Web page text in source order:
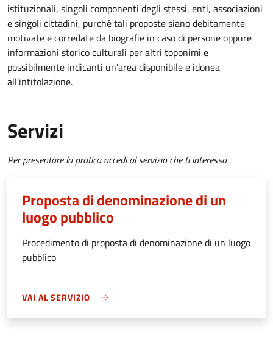
istituzionali, singoli componenti degli stessi, enti, associazioni
e singoli cittadini, purché tali proposte siano debitamente
motivate e corredate da biografie in caso di persone oppure
informazioni storico culturali per altri toponimi e
possibilmente indicanti un'area disponibile e idonea
all'intitolazione.
Servizi
Per presentare la pratica accedi al servizio che ti interessa
Proposta di denominazione di un
luogo pubblico
Procedimento di proposta di denominazione di un luogo
pubblico
VAI AL SERVIZIO